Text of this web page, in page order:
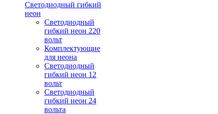
Светодиодный гибкий
неон
Светодиодный
гибкий неон 220
вольт
Комплектующие
для неона
Светодиодный
гибкий неон 12
вольт
Светодиодный
гибкий неон 24
вольта